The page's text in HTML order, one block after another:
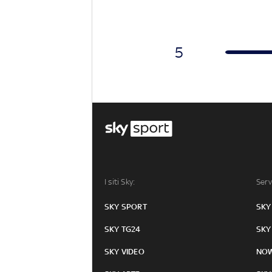
5
I siti Sky:
SKY SPORT
SKY TG24
SKY VIDEO